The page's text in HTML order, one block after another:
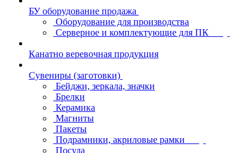
БУ оборудование продажа
Оборудование для производства
Серверное и комплектующие для ПК
Канатно веревочная продукция
Сувениры (заготовки)
Бейджи, зеркала, значки
Брелки
Керамика
Магниты
Пакеты
Подрамники, акриловые рамки
Посуда